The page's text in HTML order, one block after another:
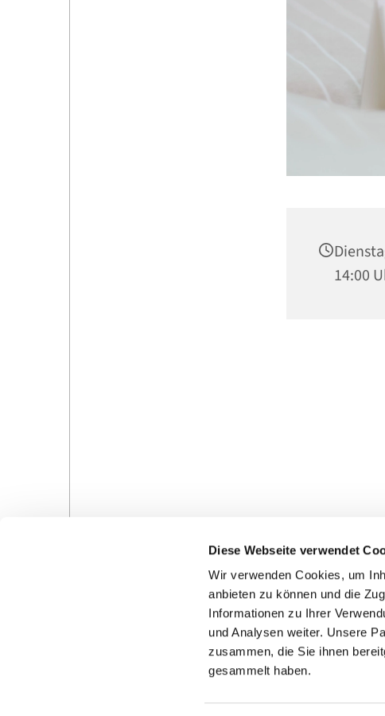
Diese Webseite verwendet
Wir verwenden Cookies, um
anbieten zu können und die
Informationen zu Ihrer
und Analysen weiter. Unsere
zusammen, die Sie ihnen
gesammelt haben.
14:00
Gottesdienste in der Pfarrei
Veranstaltungen in der
Pfarrei